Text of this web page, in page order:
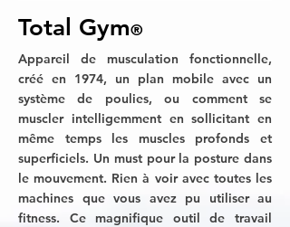
Total Gym®
Appareil de musculation fonctionnelle,
créé en 1974, un plan mobile avec un
système de poulies, ou comment se
muscler intelligemment en sollicitant en
même temps les muscles profonds et
superficiels. Un must pour la posture dans
le mouvement. Rien à voir avec toutes les
machines que vous avez pu utiliser au
fitness. Ce magnifique outil de travail